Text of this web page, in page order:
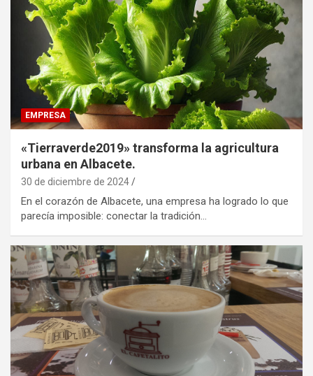
EMPRESA
«Tierraverde2019» transforma la agricultura
urbana en Albacete.
30 de diciembre de 2024
En el corazón de Albacete, una empresa ha logrado lo que
parecía imposible: conectar la tradición…